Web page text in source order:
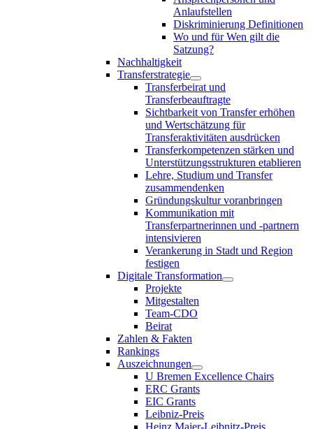
Anlaufstellen
Diskriminierung Definitionen
Wo und für Wen gilt die
Satzung?
Nachhaltigkeit
Transferstrategie
Transferbeirat und
Transferbeauftragte
Sichtbarkeit von Transfer erhöhen
und Wertschätzung für
Transferaktivitäten ausdrücken
Transferkompetenzen stärken und
Unterstützungsstrukturen etablieren
Lehre, Studium und Transfer
zusammendenken
Gründungskultur voranbringen
Kommunikation mit
Transferpartnerinnen und -partnern
intensivieren
Verankerung in Stadt und Region
festigen
Digitale Transformation
Projekte
Mitgestalten
Team-CDO
Beirat
Zahlen & Fakten
Rankings
Auszeichnungen
U Bremen Excellence Chairs
ERC Grants
EIC Grants
Leibniz-Preis
Heinz Maier-Leibnitz-Preis